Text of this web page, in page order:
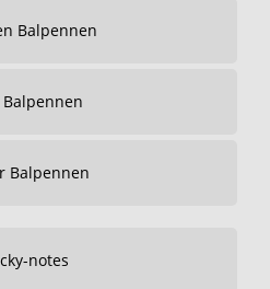
Balpennen
Balpennen
Balpennen
notes